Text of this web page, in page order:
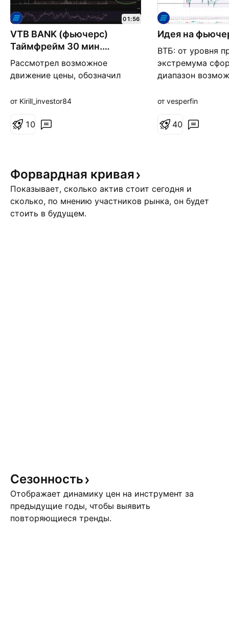
VTB BANK (фьючерс)
Таймфрейм 30 мин.
Спекулятивно
Рассмотрел возможное
движение цены, обозначил
внимательны есть вероятность
выставлению.
01:56
от Kirill_investor84
1 0
Идея на
ВТБ: от уровня
экстремума
диапазон
границы
Отмена —
от vesperfin
40
Форвардная кривая
Показывает, сколько актив стоит сегодня и
сколько, по мнению участников рынка, он будет
стоить в будущем.
Сезонность
Отображает динамику цен на инструмент за
предыдущие годы, чтобы выявить
повторяющиеся тренды.